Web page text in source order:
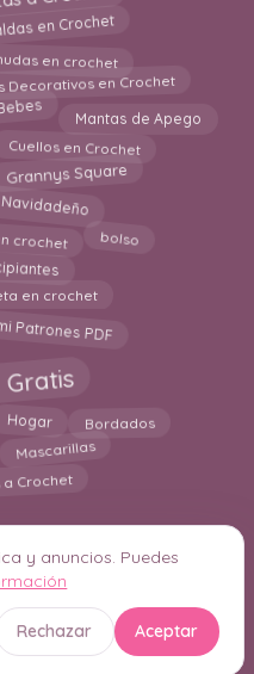
en Crochet
en crochet
Decorativos en Crochet
Mantas de Apego
Cuellos en Crochet
Grannys Square
crochet bolso
en crochet
Patrones PDF
Hogar
Bordados
Mascarillas
Crochet
derechos reservados.
y anuncios. Puedes
Rechazar Aceptar